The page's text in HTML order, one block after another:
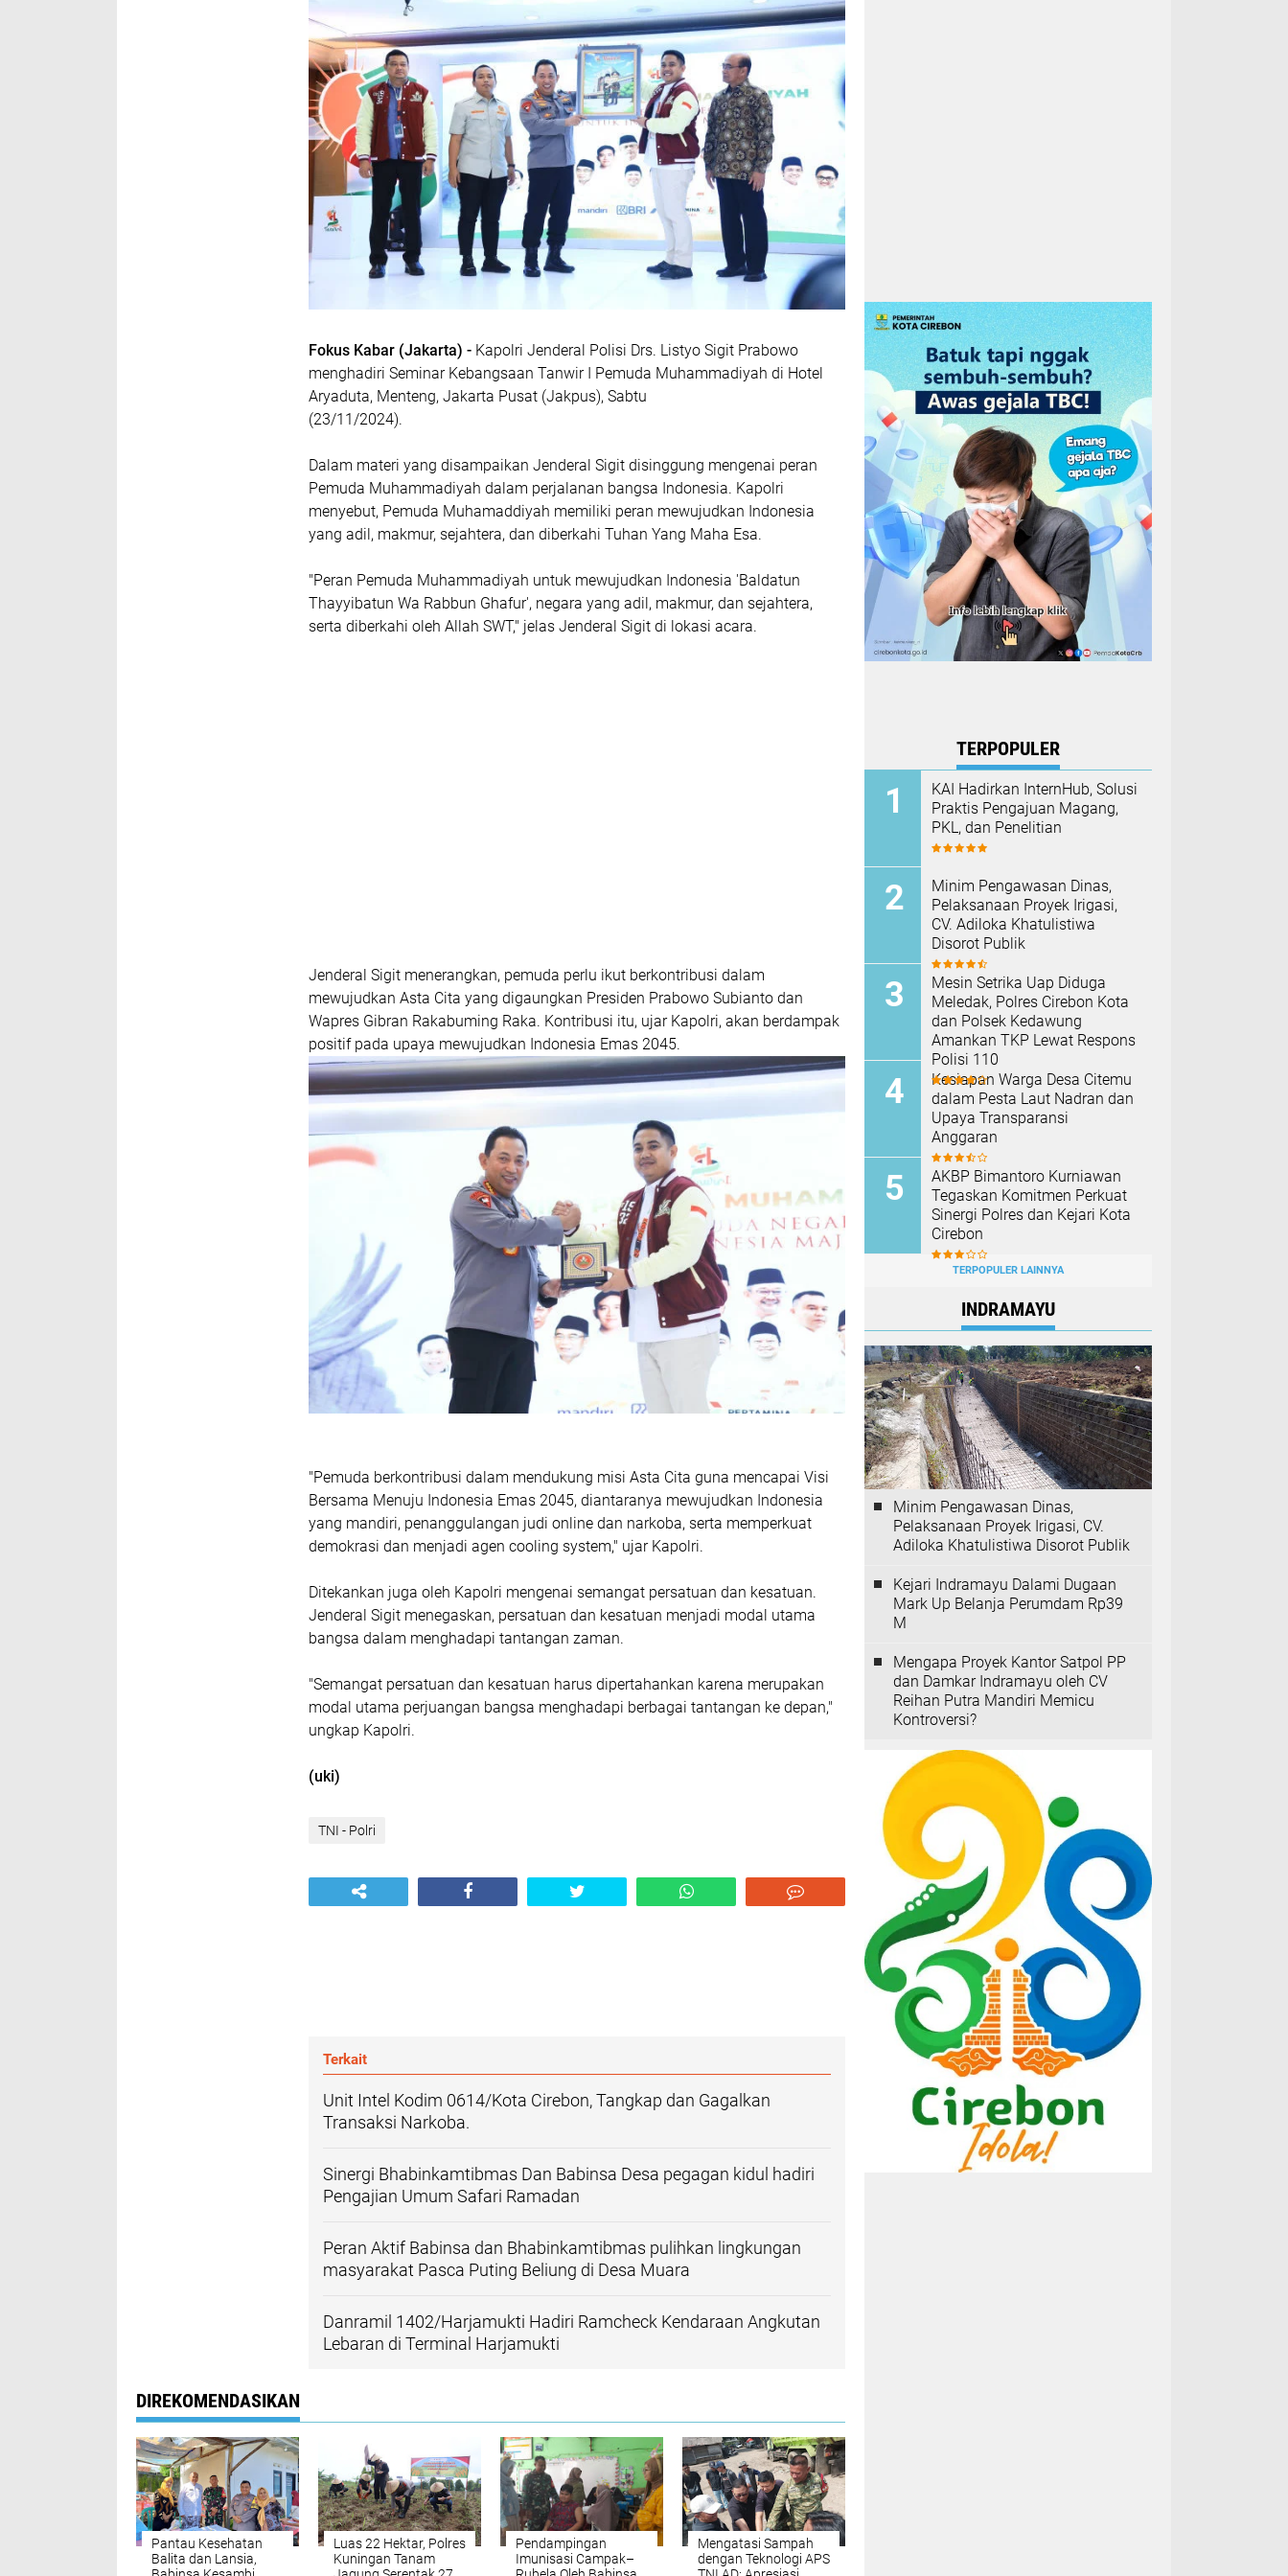
Fokus Kabar (Jakarta) - Kapolri Jenderal Polisi Drs. Listyo Sigit Prabowo
menghadiri Seminar Kebangsaan Tanwir I Pemuda Muhammadiyah di Hotel
Aryaduta, Menteng, Jakarta Pusat (Jakpus), Sabtu
(23/11/2024).
Dalam materi yang disampaikan Jenderal Sigit disinggung mengenai peran
Pemuda Muhammadiyah dalam perjalanan bangsa Indonesia. Kapolri
menyebut, Pemuda Muhamaddiyah memiliki peran mewujudkan Indonesia
yang adil, makmur, sejahtera, dan diberkahi Tuhan Yang Maha Esa.
"Peran Pemuda Muhammadiyah untuk mewujudkan Indonesia 'Baldatun
Thayyibatun Wa Rabbun Ghafur', negara yang adil, makmur, dan sejahtera,
serta diberkahi oleh Allah SWT," jelas Jenderal Sigit di lokasi acara.
Jenderal Sigit menerangkan, pemuda perlu ikut berkontribusi dalam
mewujudkan Asta Cita yang digaungkan Presiden Prabowo Subianto dan
Wapres Gibran Rakabuming Raka. Kontribusi itu, ujar Kapolri, akan berdampak
positif pada upaya mewujudkan Indonesia Emas 2045.
"Pemuda berkontribusi dalam mendukung misi Asta Cita guna mencapai Visi
Bersama Menuju Indonesia Emas 2045, diantaranya mewujudkan Indonesia
yang mandiri, penanggulangan judi online dan narkoba, serta memperkuat
demokrasi dan menjadi agen cooling system," ujar Kapolri.
Ditekankan juga oleh Kapolri mengenai semangat persatuan dan kesatuan.
Jenderal Sigit menegaskan, persatuan dan kesatuan menjadi modal utama
bangsa dalam menghadapi tantangan zaman.
"Semangat persatuan dan kesatuan harus dipertahankan karena merupakan
modal utama perjuangan bangsa menghadapi berbagai tantangan ke depan,"
ungkap Kapolri.
(uki)
TNI - Polri
Terkait
Unit Intel Kodim 0614/Kota Cirebon, Tangkap dan Gagalkan
Transaksi Narkoba.
Sinergi Bhabinkamtibmas Dan Babinsa Desa pegagan kidul hadiri
Pengajian Umum Safari Ramadan
Peran Aktif Babinsa dan Bhabinkamtibmas pulihkan lingkungan
masyarakat Pasca Puting Beliung di Desa Muara
Danramil 1402/Harjamukti Hadiri Ramcheck Kendaraan Angkutan
Lebaran di Terminal Harjamukti
DIREKOMENDASIKAN
Pantau Kesehatan
Balita dan Lansia,
Luas 22 Hektar, Polres
Kuningan Tanam
Pendampingan
Imunisasi Campak–
Mengatasi Sampah
dengan Teknologi APS
TERPOPULER
KAI Hadirkan InternHub, Solusi
Praktis Pengajuan Magang,
PKL, dan Penelitian
Minim Pengawasan Dinas,
Pelaksanaan Proyek Irigasi,
CV. Adiloka Khatulistiwa
Disorot Publik
Mesin Setrika Uap Diduga
Meledak, Polres Cirebon Kota
dan Polsek Kedawung
Amankan TKP Lewat Respons
Polisi 110
Kesiapan Warga Desa Citemu
dalam Pesta Laut Nadran dan
Upaya Transparansi
Anggaran
AKBP Bimantoro Kurniawan
Sinergi Polres dan Kejari Kota
Cirebon
TERPOPULER LAINNYA
INDRAMAYU
Minim Pengawasan Dinas,
Pelaksanaan Proyek Irigasi, CV.
Adiloka Khatulistiwa Disorot Publik
Kejari Indramayu Dalami Dugaan
Mark Up Belanja Perumdam Rp39
Mengapa Proyek Kantor Satpol PP
dan Damkar Indramayu oleh CV
Reihan Putra Mandiri Memicu
Kontroversi?